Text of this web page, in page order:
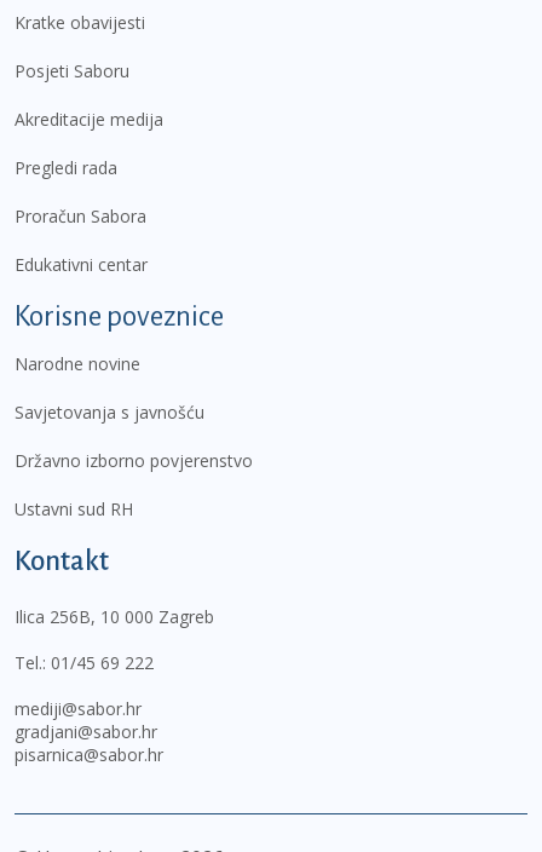
Kratke obavijesti
Posjeti Saboru
Akreditacije medija
Pregledi rada
Proračun Sabora
Edukativni centar
Korisne poveznice
Narodne novine
Savjetovanja s javnošću
Državno izborno povjerenstvo
Ustavni sud RH
Kontakt
Ilica 256B, 10 000 Zagreb
Tel.: 01/45 69 222
mediji@sabor.hr
gradjani@sabor.hr
pisarnica@sabor.hr